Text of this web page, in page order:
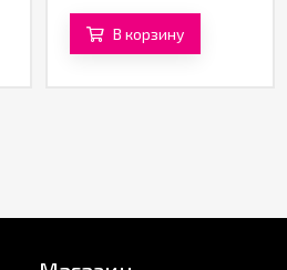
В корзину